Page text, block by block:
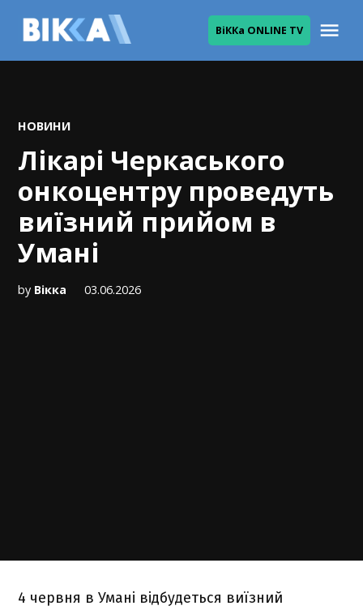
ВіККа ONLINE TV
POSTED
НОВИНИ
Лікарі Черкаського
онкоцентру проведуть
виїзний прийом в
Умані
by Вікка 03.06.2026
4 червня в Умані відбудеться виїзний